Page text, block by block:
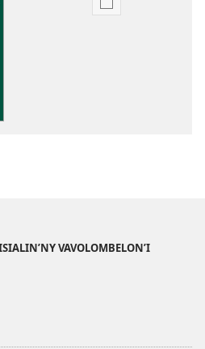
Fandikana
VAVOLOMBELON’I